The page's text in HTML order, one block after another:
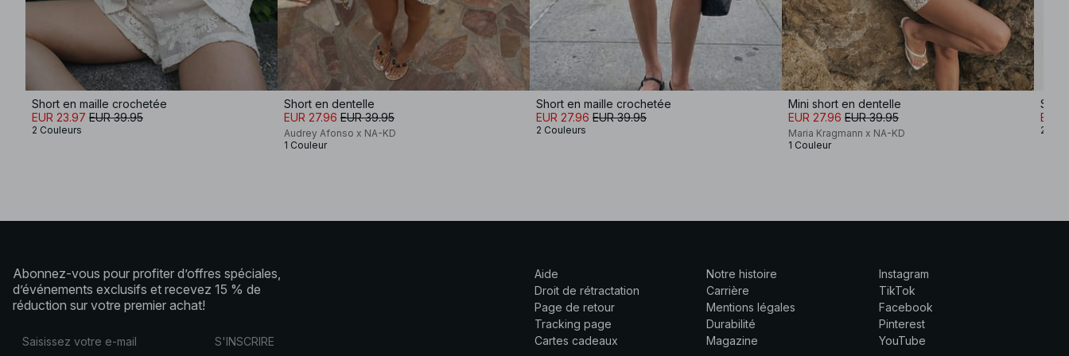
Short en maille crochetée
EUR 23.97 EUR 39.95
2 Couleurs
Short en dentelle
EUR 27.96 EUR 39.95
Audrey Afonso x NA-KD
1 Couleur
Short en maille crochetée
EUR 27.96 EUR 39.95
2 Couleurs
Mini short en dentelle
EUR 27.96 EUR 39.95
Maria Kragmann x NA-KD
1 Couleur
EUR
2
Abonnez-vous pour profiter d’offres spéciales,
d’événements exclusifs et recevez 15 % de
réduction sur votre premier achat!
S'INSCRIRE
Aide
Droit de rétractation
Page de retour
Tracking page
Cartes cadeaux
Notre histoire
Carrière
Mentions légales
Durabilité
Magazine
Instagram
TikTok
Facebook
Pinterest
YouTube